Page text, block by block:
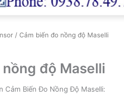
/ Cảm biến đo nồng độ Maselli
độ Maselli
Cảm Biến Đo Nồng Độ Maselli: